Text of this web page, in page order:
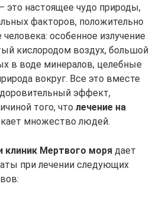
это настоящее чудо природы,
факторов, положительно
особенное излучение
кислородом воздух, большой
в воде минералов, целебные
вокруг. Все это вместе
эффект,
того, что лечение на
множество людей.
клиник Мертвого моря дает
при лечении следующих